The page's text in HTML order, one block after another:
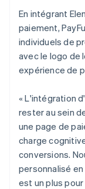
En intégrant
paiement,
individuels de
avec le logo de
expérience de
« L'intégration
rester au sein
une page de
charge
conversions.
personnalisé
est un plus